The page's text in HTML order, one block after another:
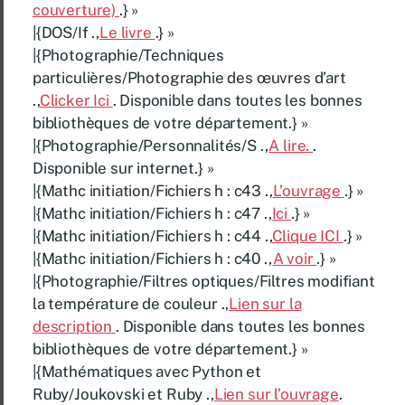
couverture) .} »
|{DOS/If .,Le livre .} »
|{Photographie/Techniques
particulières/Photographie des œuvres d’art
.,Clicker Ici . Disponible dans toutes les bonnes
bibliothèques de votre département.} »
|{Photographie/Personnalités/S .,A lire. .
Disponible sur internet.} »
|{Mathc initiation/Fichiers h : c43 .,L’ouvrage .} »
|{Mathc initiation/Fichiers h : c47 .,Ici .} »
|{Mathc initiation/Fichiers h : c44 .,Clique ICI .} »
|{Mathc initiation/Fichiers h : c40 .,A voir .} »
|{Photographie/Filtres optiques/Filtres modifiant
la température de couleur .,Lien sur la
description . Disponible dans toutes les bonnes
bibliothèques de votre département.} »
|{Mathématiques avec Python et
Ruby/Joukovski et Ruby .,Lien sur l’ouvrage.